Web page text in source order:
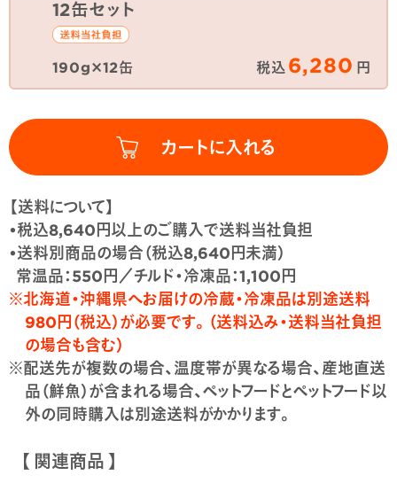
【送料について】
•税込8,640円以上のご購入で送料当社負担
•送料別商品の場合（税込8,640円未満）
常温品：550円／チルド・冷凍品：1,100円
※北海道・沖縄県へお届けの冷蔵・冷凍品は別途送料
980円（税込）が必要です。（送料込み・送料当社負担
の場合も含む）
※配送先が複数の場合、温度帯が異なる場合、産地直送
品（鮮魚）が含まれる場合、ペットフードとペットフード以
外の同時購入は別途送料がかかります。
12缶セット
190g×12缶 税込6,280 円
【 関連商品 】